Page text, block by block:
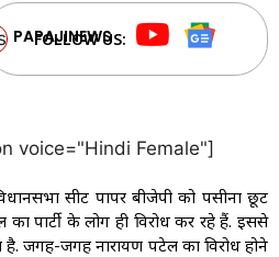
PAPAJINEWS
FOLLOW US:
voice="Hindi Female"]
सीट पापर बीजेपी को पसीना छूट
का पार्टी के लोग ही विरोध कर रहे हैं. इससे
है. जगह-जगह नारायण पटेल का विरोध होने